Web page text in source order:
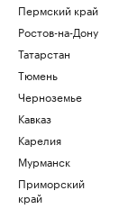
Пермский край
Ростов-на-Дону
Татарстан
Тюмень
Черноземье
Кавказ
Карелия
Мурманск
Приморский
край